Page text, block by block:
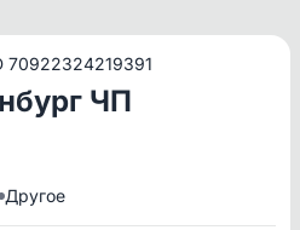
70922324219391
ЧП
Другое